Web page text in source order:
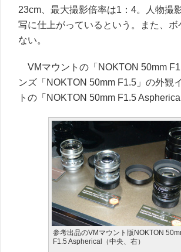
23cm、最大撮影倍率は1：4。人物撮
写に仕上がっているという。また、
ない。
VMマウントの「NOKTON 50mm
ンズ「NOKTON 50mm F1.5」の外観
トの「NOKTON 50mm F1.5
参考出品のVMマウント版NOKTON
F1.5 Aspherical（中央、右）